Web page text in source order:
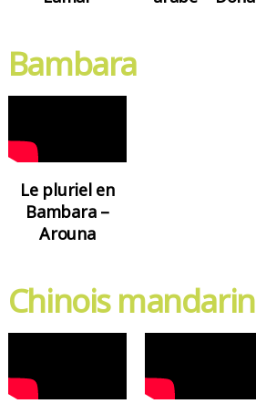
Bambara
Le pluriel en
Bambara –
Arouna
Chinois mandarin